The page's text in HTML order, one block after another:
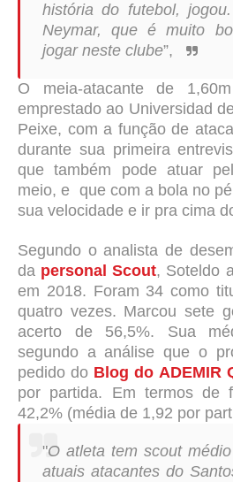
história do futebol,
Neymar, que é muito
jogar neste clube”,
O meia-atacante de
emprestado ao Universidad
Peixe, com a função de
durante sua primeira
que também pode atuar
meio, e que com a bola no
sua velocidade e ir pra cima
Segundo o analista de
da personal Scout, Soteldo
em 2018. Foram 34 como
quatro vezes. Marcou sete
acerto de 56,5%. Sua
segundo a análise que o
pedido do Blog do ADEMIR
por partida. Em termos de
42,2% (média de 1,92 por
"O atleta tem scout
atuais atacantes do